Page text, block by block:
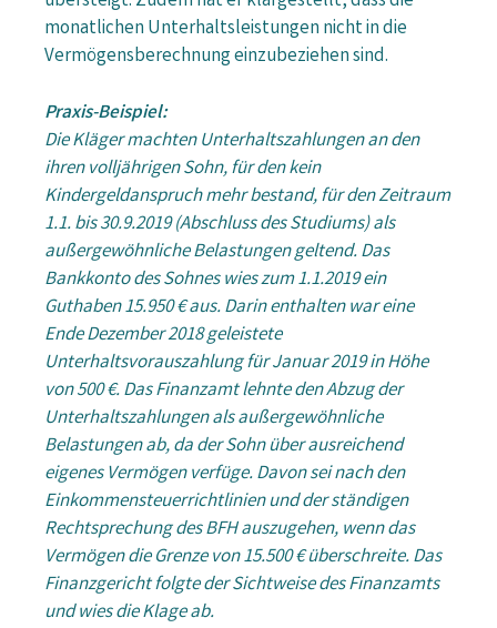
monatlichen Unterhaltsleistungen nicht in die
Vermögensberechnung einzubeziehen sind.
Praxis-Beispiel:
Die Kläger machten Unterhaltszahlungen an den
ihren volljährigen Sohn, für den kein
Kindergeldanspruch mehr bestand, für den Zeitraum
1.1. bis 30.9.2019 (Abschluss des Studiums) als
außergewöhnliche Belastungen geltend. Das
Bankkonto des Sohnes wies zum 1.1.2019 ein
Guthaben 15.950 € aus. Darin enthalten war eine
Ende Dezember 2018 geleistete
Unterhaltsvorauszahlung für Januar 2019 in Höhe
von 500 €. Das Finanzamt lehnte den Abzug der
Unterhaltszahlungen als außergewöhnliche
Belastungen ab, da der Sohn über ausreichend
eigenes Vermögen verfüge. Davon sei nach den
Einkommensteuerrichtlinien und der ständigen
Rechtsprechung des BFH auszugehen, wenn das
Vermögen die Grenze von 15.500 € überschreite. Das
Finanzgericht folgte der Sichtweise des Finanzamts
und wies die Klage ab.